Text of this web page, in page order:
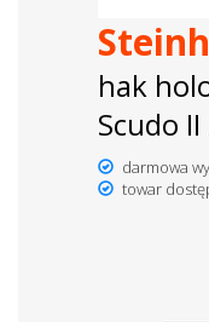
hak
Scudo
darmowa
towar